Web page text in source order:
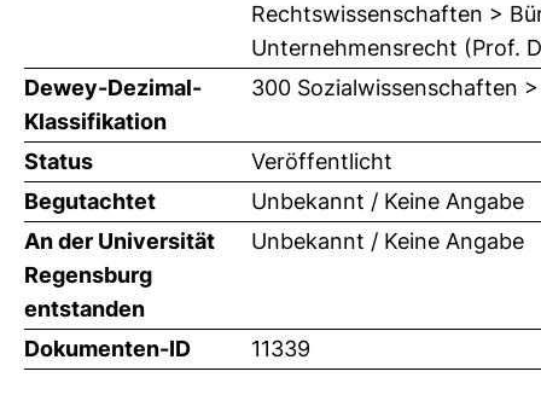
Rechtswissenschaften >
Unternehmensrecht (Prof.
Dewey-Dezimal-
Klassifikation
300 Sozialwissenschaften
Status
Veröffentlicht
Begutachtet
Unbekannt / Keine Angabe
An der Universität
Regensburg
entstanden
Unbekannt / Keine Angabe
Dokumenten-ID 11339